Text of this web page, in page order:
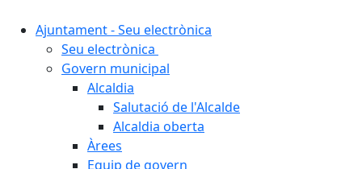
Ajuntament - Seu electrònica
Seu electrònica
Govern municipal
Alcaldia
Salutació de l'Alcalde
Alcaldia oberta
Àrees
Equip de govern